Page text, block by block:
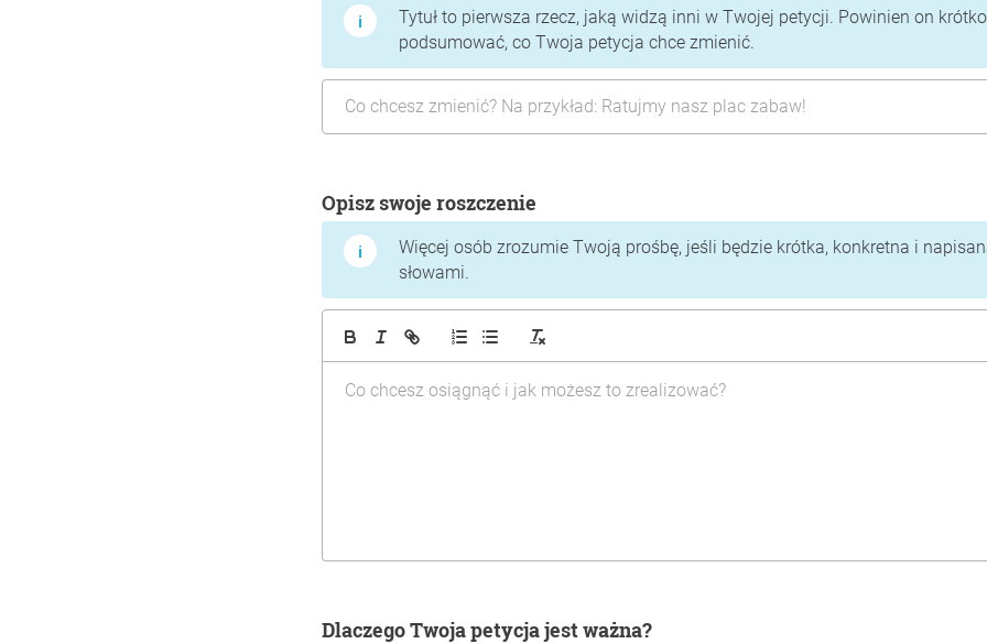
Tytuł to pierwsza rzecz, jaką widzą inni w Twojej petycji. Powinien on
podsumować, co Twoja petycja chce zmienić.
Opisz swoje roszczenie
Więcej osób zrozumie Twoją prośbę, jeśli będzie krótka, konkretna i
słowami.
Dlaczego Twoja petycja jest ważna?